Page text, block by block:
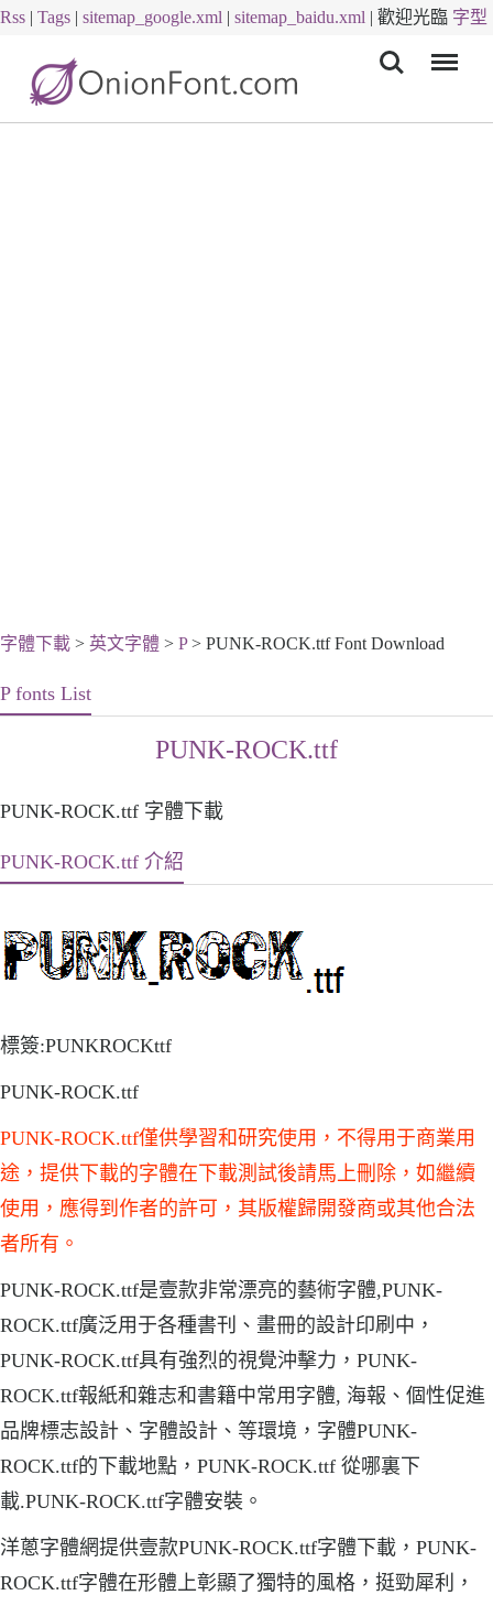
Rss | Tags | sitemap_google.xml | sitemap_baidu.xml | 歡迎光臨 字型
字體下載 > 英文字體 > P> PUNK-ROCK.ttf Font Download
P fonts List
PUNK-ROCK.ttf
PUNK-ROCK.ttf 字體下載
PUNK-ROCK.ttf 介紹
標簽:PUNKROCKttf
PUNK-ROCK.ttf
PUNK-ROCK.ttf僅供學習和研究使用，不得用于商業用
途，提供下載的字體在下載測試後請馬上刪除，如繼續
使用，應得到作者的許可，其版權歸開發商或其他合法
者所有。
PUNK-ROCK.ttf是壹款非常漂亮的藝術字體,PUNK-
ROCK.ttf廣泛用于各種書刊、畫冊的設計印刷中，
PUNK-ROCK.ttf具有強烈的視覺沖擊力，PUNK-
ROCK.ttf報紙和雜志和書籍中常用字體, 海報、個性促進
品牌標志設計、字體設計、等環境，字體PUNK-
ROCK.ttf的下載地點，PUNK-ROCK.ttf 從哪裏下
載.PUNK-ROCK.ttf字體安裝。
洋蔥字體網提供壹款PUNK-ROCK.ttf字體下載，PUNK-
ROCK.ttf字體在形體上彰顯了獨特的風格，挺勁犀利，